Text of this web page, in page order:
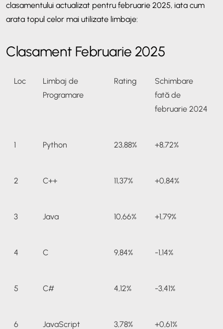
clasamentului actualizat pentru februarie 2025, iata cum
arata topul celor mai utilizate limbaje:
Clasament Februarie 2025
Loc
Limbaj de
Programare
Rating
Schimbare
fată de
februarie 2024
1 Python 23,88% +8,72%
2 C++ 11,37% +0,84%
3 Java 10,66% +1,79%
4 C 9,84% -1,14%
5 C# 4,12% -3,41%
6 JavaScript 3,78% +0,61%